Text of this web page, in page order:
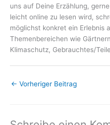
uns auf Deine Erzählung,
leicht online zu lesen wird,
möglichst konkret ein Erlebnis
Themenbereichen wie
Klimaschutz, Gebrauchtes/
← Vorheriger Beitrag